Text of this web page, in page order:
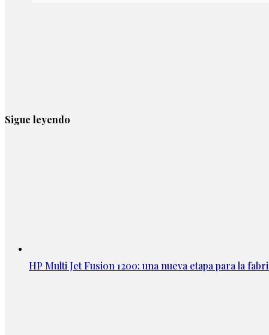
Sigue leyendo
HP Multi Jet Fusion 1200: una nueva etapa para la